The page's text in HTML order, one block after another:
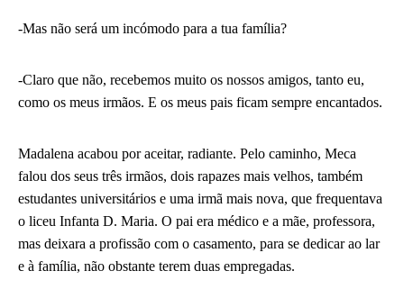
-Mas não será um incómodo para a tua família?
-Claro que não, recebemos muito os nossos amigos, tanto eu,
como os meus irmãos. E os meus pais ficam sempre encantados.
Madalena acabou por aceitar, radiante. Pelo caminho, Meca
falou dos seus três irmãos, dois rapazes mais velhos, também
estudantes universitários e uma irmã mais nova, que frequentava
o liceu Infanta D. Maria. O pai era médico e a mãe, professora,
mas deixara a profissão com o casamento, para se dedicar ao lar
e à família, não obstante terem duas empregadas.